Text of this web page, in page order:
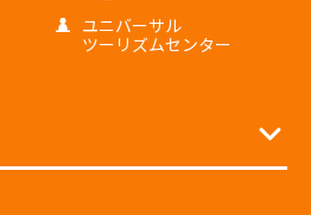
ユニバーサル
ツーリズムセンター